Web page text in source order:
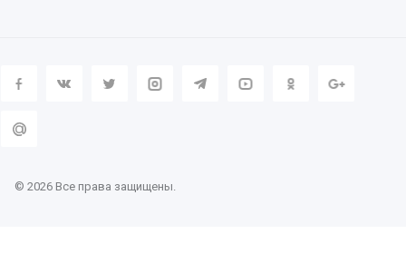
© 2026 Все права защищены.